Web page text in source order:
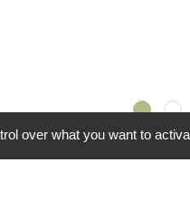
over what you want to